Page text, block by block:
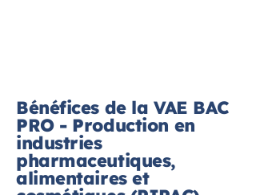
Bénéfices de la VAE BAC
PRO - Production en
industries
pharmaceutiques,
alimentaires et